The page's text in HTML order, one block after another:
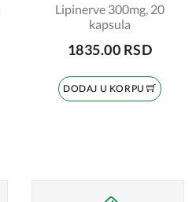
Lipinerve 300mg, 20
kapsula
1835.00 RSD
DODAJ U KORPU